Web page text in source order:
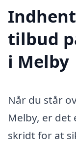
tilbud
i Melby
Når du står
Melby, er det
skridt for at